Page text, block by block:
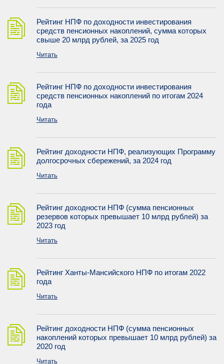
Рейтинг НПФ по доходности инвестирования
средств пенсионных накоплений, сумма которых
свыше 20 млрд рублей, за 2025 год
Читать
Рейтинг НПФ по доходности инвестирования
средств пенсионных накоплений по итогам 2024
года
Читать
Рейтинг доходности НПФ, реализующих Программу
долгосрочных сбережений, за 2024 год
Читать
Рейтинг доходности НПФ (сумма пенсионных
резервов которых превышает 10 млрд рублей) за
2023 год
Читать
Рейтинг Ханты-Мансийского НПФ по итогам 2022
года
Читать
Рейтинг доходности НПФ (сумма пенсионных
накоплений которых превышает 10 млрд рублей) за
2020 год
Читать